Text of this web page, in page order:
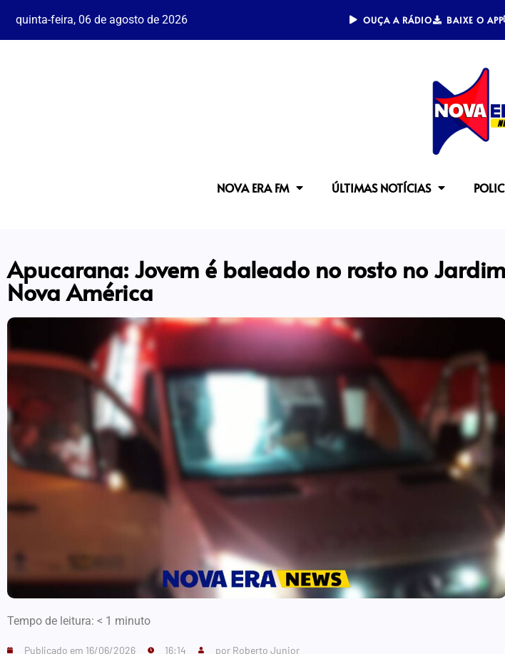
quinta-feira, 06 de agosto de 2026 OUÇA A RÁDIO BAIXE O APP
NOVA ERA FM ÚLTIMAS NOTÍCIAS
Apucarana: Jovem é baleado no rosto no Jardim
Nova América
Tempo de leitura: < 1 minuto
Publicado em 16/06/2026 16:14 por Roberto Junior